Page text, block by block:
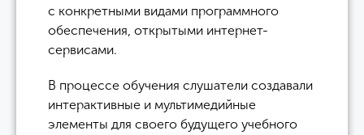
с конкретными видами программного
обеспечения, открытыми интернет-
сервисами.
В процессе обучения слушатели создавали
интерактивные и мультимедийные
элементы для своего будущего учебного